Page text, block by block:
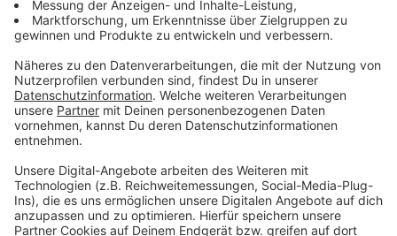
Anzeige
Was können Kastanien überhaupt als
Gesichtsmaske bewirken?
Anzeige
Das glaubt man vielleicht nicht, aber "Kastaniennerds"
könnten es wissen: Kastanien beinhalten Saponine,
quasi ein natürlicher Emulgator. Diese Saponine lassen